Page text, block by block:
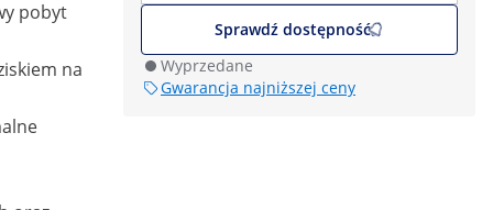
Sprawdź dostępność
Wyprzedane
Gwarancja najniższej ceny
pobyt
na